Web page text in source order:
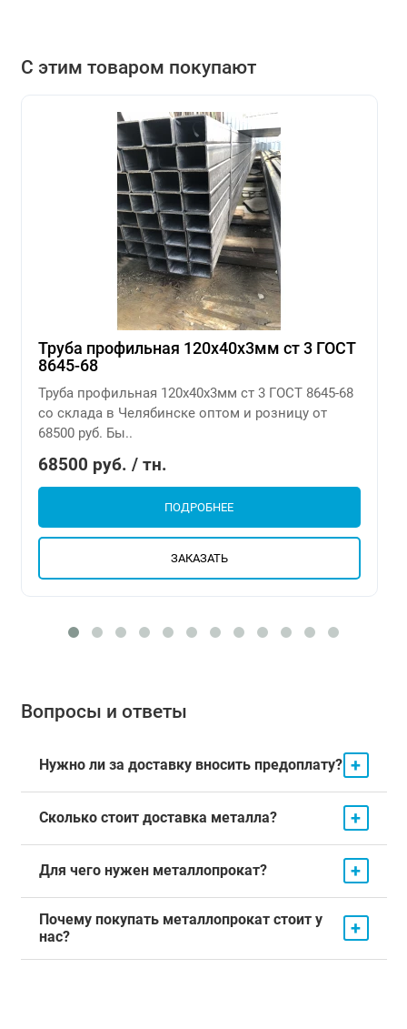
С этим товаром покупают
Труба профильная 120х40х3мм ст 3 ГОСТ
8645-68
Труба профильная 120х40х3мм ст 3 ГОСТ 8645-68
со склада в Челябинске оптом и розницу от
68500 руб. Бы..
68500 руб. / тн.
ПОДРОБНЕЕ
ЗАКАЗАТЬ
Вопросы и ответы
Нужно ли за доставку вносить предоплату? +
Сколько стоит доставка металла? +
Для чего нужен металлопрокат? +
Почему покупать металлопрокат стоит у
нас?
+